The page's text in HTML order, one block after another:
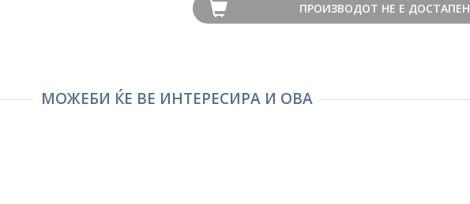
ПРОИЗВОДОТ НЕ Е ДОСТАПЕН
МОЖЕБИ ЌЕ ВЕ ИНТЕРЕСИРА И ОВА